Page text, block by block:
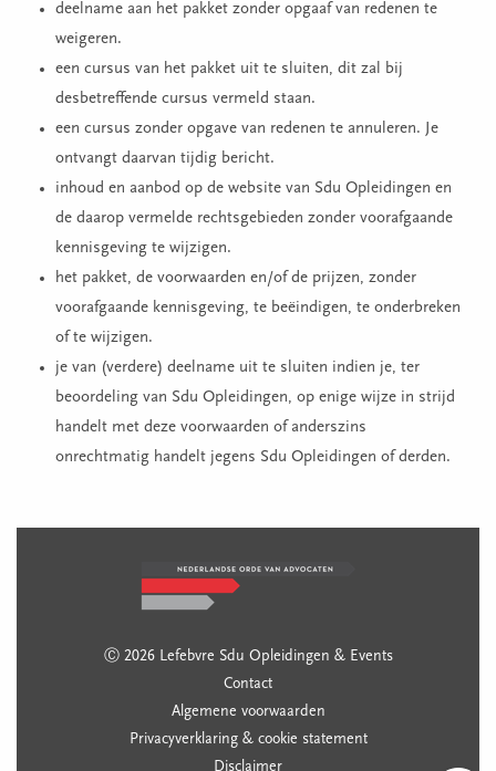
deelname aan het pakket zonder opgaaf van redenen te
weigeren.
een cursus van het pakket uit te sluiten, dit zal bij
desbetreffende cursus vermeld staan.
een cursus zonder opgave van redenen te annuleren. Je
ontvangt daarvan tijdig bericht.
inhoud en aanbod op de website van Sdu Opleidingen en
de daarop vermelde rechtsgebieden zonder voorafgaande
kennisgeving te wijzigen.
het pakket, de voorwaarden en/of de prijzen, zonder
voorafgaande kennisgeving, te beëindigen, te onderbreken
of te wijzigen.
je van (verdere) deelname uit te sluiten indien je, ter
beoordeling van Sdu Opleidingen, op enige wijze in strijd
handelt met deze voorwaarden of anderszins
onrechtmatig handelt jegens Sdu Opleidingen of derden.
Ⓒ 2026 Lefebvre Sdu Opleidingen & Events
Contact
Algemene voorwaarden
Privacyverklaring & cookie statement
Disclaimer